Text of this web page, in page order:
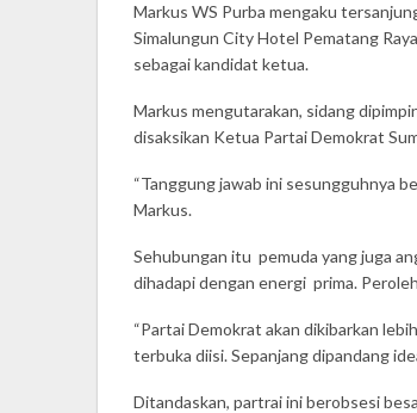
Markus WS Purba mengaku
Simalungun City Hotel Pematang
sebagai kandidat ketua.
Markus mengutarakan, sidang
disaksikan Ketua Partai Demokrat
“Tanggung jawab ini sesungguhnya
Markus.
Sehubungan itu pemuda yang juga
dihadapi dengan energi prima.
“Partai Demokrat akan dikibarkan
terbuka diisi. Sepanjang dipandang
Ditandaskan, partrai ini berobsesi